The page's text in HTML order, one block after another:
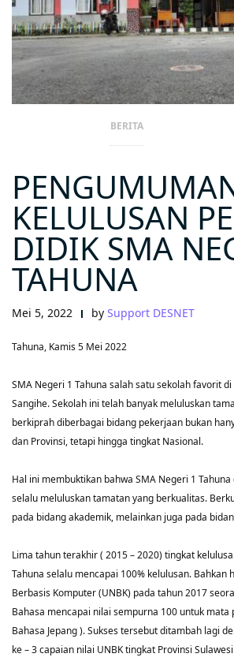
BERITA
KELULUSAN
DIDIK SMA
TAHUNA
Mei 5, 2022 by Support DESNET
Tahuna, Kamis 5 Mei 2022
SMA Negeri 1 Tahuna salah satu sekolah favorit
Sangihe. Sekolah ini telah banyak meluluskan
berkiprah diberbagai bidang pekerjaan bukan
dan Provinsi, tetapi hingga tingkat Nasional.
Hal ini membuktikan bahwa SMA Negeri 1
selalu meluluskan tamatan yang berkualitas.
pada bidang akademik, melainkan juga pada
Lima tahun terakhir ( 2015 – 2020) tingkat
Tahuna selalu mencapai 100% kelulusan. Bahkan
Berbasis Komputer (UNBK) pada tahun 2017
Bahasa mencapai nilai sempurna 100 untuk mata
Bahasa Jepang ). Sukses tersebut ditambah lagi
ke – 3 capaian nilai UNBK tingkat Provinsi